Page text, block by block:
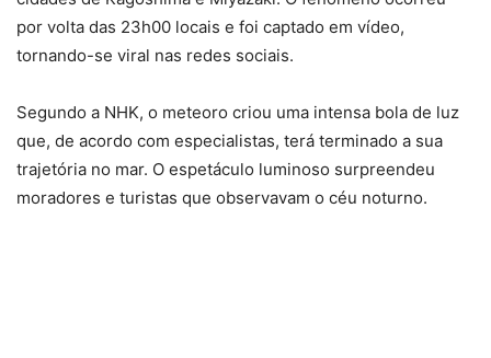
por volta das 23h00 locais e foi captado em vídeo,
tornando-se viral nas redes sociais.
Segundo a NHK, o meteoro criou uma intensa bola de luz
que, de acordo com especialistas, terá terminado a sua
trajetória no mar. O espetáculo luminoso surpreendeu
moradores e turistas que observavam o céu noturno.